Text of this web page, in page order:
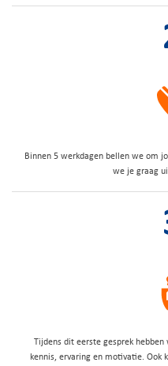
Binnen 5 werkdagen bellen we om
we je graag
Tijdens dit eerste gesprek
kennis, ervaring en motivatie. Ook